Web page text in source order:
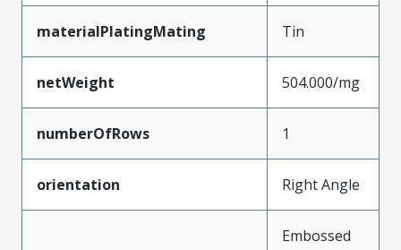
materialPlatingMating Tin
netWeight 504.000/mg
numberOfRows 1
orientation Right Angle
Embossed